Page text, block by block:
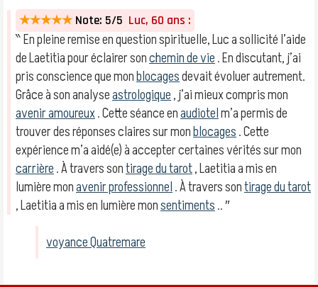
★★★★★ Note: 5/5 Luc, 60 ans :
‶ En pleine remise en question spirituelle, Luc a sollicité l’aide
de Laetitia pour éclairer sonchemin de vie. En discutant, j’ai
pris conscience que monblocagesdevait évoluer autrement.
Grâce à son analyseastrologique, j’ai mieux compris mon
avenir amoureux. Cette séance enaudiotelm’a permis de
trouver des réponses claires sur monblocages. Cette
expérience m’a aidé(e) à accepter certaines vérités sur mon
carrière. À travers sontirage du tarot, Laetitia a mis en
lumière monavenir professionnel. À travers sontirage du tarot
, Laetitia a mis en lumière monsentiments.. ″
voyance Quatremare